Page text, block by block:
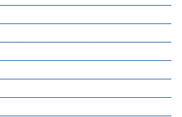
Aufstellungsort verbunden
oder der Bewohner des
dient oder im
können auch nachträglich